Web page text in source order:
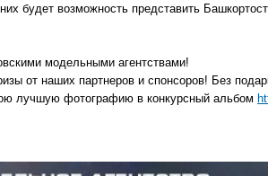
будет возможность представить
модельными агентствами!
от наших партнеров и спонсоров! Без
лучшую фотографию в конкурсный альбом